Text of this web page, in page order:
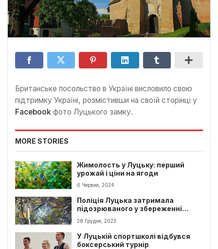
Британське посольство в Україні висловило свою
підтримку Україні, розмістивши на своїй сторінці у
Facebook фото Луцького замку.
MORE STORIES
Жимолость у Луцьку: перший
урожай і ціни на ягоди
6 Червня, 2024
Поліція Луцька затримала
підозрюваного у збереженні
28 Грудня, 2023
У Луцькій спортшколі відбувся
боксерський турнір